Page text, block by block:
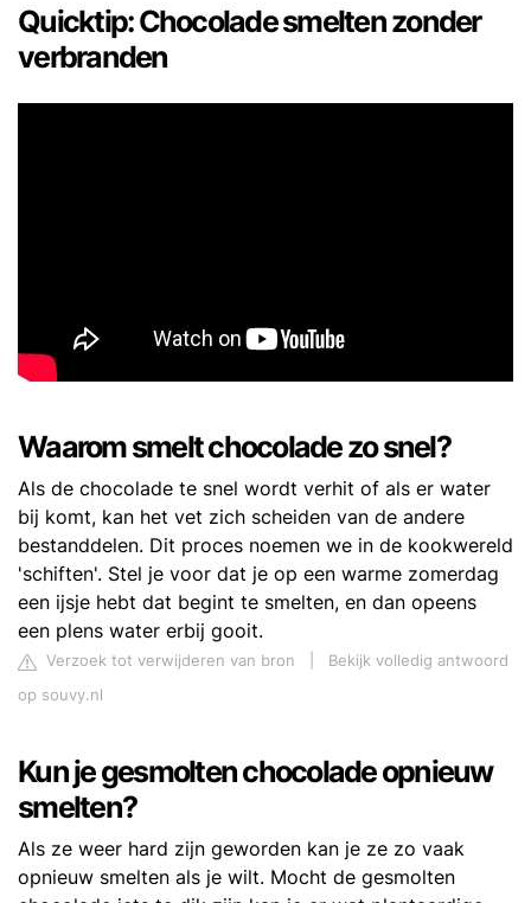
Quicktip: Chocolade smelten zonder
verbranden
Waarom smelt chocolade zo snel?
Als de chocolade te snel wordt verhit of als er water
bij komt, kan het vet zich scheiden van de andere
bestanddelen. Dit proces noemen we in de kookwereld
'schiften'. Stel je voor dat je op een warme zomerdag
een ijsje hebt dat begint te smelten, en dan opeens
een plens water erbij gooit.
Verzoek tot verwijderen van bron
Bekijk volledig antwoord
op souvy.nl
Kun je gesmolten chocolade opnieuw
smelten?
Als ze weer hard zijn geworden kan je ze zo vaak
opnieuw smelten als je wilt. Mocht de gesmolten